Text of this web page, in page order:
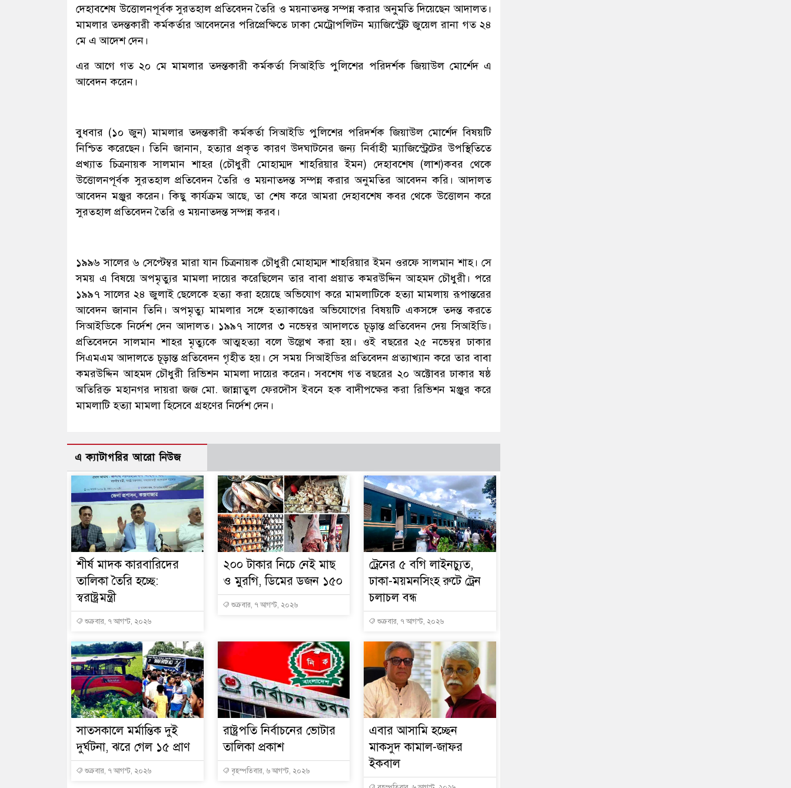
দেহাবশেষ উত্তোলনপূর্বক সুরতহাল প্রতিবেদন তৈরি ও ময়নাতদন্ত সম্পন্ন করার অনুমতি দিয়েছেন আদালত।
মামলার তদন্তকারী কর্মকর্তার আবেদনের পরিপ্রেক্ষিতে ঢাকা মেট্রোপলিটন ম্যাজিস্ট্রেট জুয়েল রানা গত ২৪
মে এ আদেশ দেন।
এর আগে গত ২০ মে মামলার তদন্তকারী কর্মকর্তা সিআইডি পুলিশের পরিদর্শক জিয়াউল মোর্শেদ এ
আবেদন করেন।
বুধবার (১০ জুন) মামলার তদন্তকারী কর্মকর্তা সিআইডি পুলিশের পরিদর্শক জিয়াউল মোর্শেদ বিষয়টি
নিশ্চিত করেছেন। তিনি জানান, হত্যার প্রকৃত কারণ উদঘাটনের জন্য নির্বাহী ম্যাজিস্ট্রেটের উপস্থিতিতে
প্রখ্যাত চিত্রনায়ক সালমান শাহর (চৌধুরী মোহাম্মদ শাহরিয়ার ইমন) দেহাবশেষ (লাশ)কবর থেকে
উত্তোলনপূর্বক সুরতহাল প্রতিবেদন তৈরি ও ময়নাতদন্ত সম্পন্ন করার অনুমতির আবেদন করি। আদালত
আবেদন মঞ্জুর করেন। কিছু কার্যক্রম আছে, তা শেষ করে আমরা দেহাবশেষ কবর থেকে উত্তোলন করে
সুরতহাল প্রতিবেদন তৈরি ও ময়নাতদন্ত সম্পন্ন করব।
১৯৯৬ সালের ৬ সেপ্টেম্বর মারা যান চিত্রনায়ক চৌধুরী মোহাম্মদ শাহরিয়ার ইমন ওরফে সালমান শাহ। সে
সময় এ বিষয়ে অপমৃত্যুর মামলা দায়ের করেছিলেন তার বাবা প্রয়াত কমরউদ্দিন আহমদ চৌধুরী। পরে
১৯৯৭ সালের ২৪ জুলাই ছেলেকে হত্যা করা হয়েছে অভিযোগ করে মামলাটিকে হত্যা মামলায় রূপান্তরের
আবেদন জানান তিনি। অপমৃত্যু মামলার সঙ্গে হত্যাকাণ্ডের অভিযোগের বিষয়টি একসঙ্গে তদন্ত করতে
সিআইডিকে নির্দেশ দেন আদালত। ১৯৯৭ সালের ৩ নভেম্বর আদালতে চূড়ান্ত প্রতিবেদন দেয় সিআইডি।
প্রতিবেদনে সালমান শাহর মৃত্যুকে আত্মহত্যা বলে উল্লেখ করা হয়। ওই বছরের ২৫ নভেম্বর ঢাকার
সিএমএম আদালতে চূড়ান্ত প্রতিবেদন গৃহীত হয়। সে সময় সিআইডির প্রতিবেদন প্রত্যাখ্যান করে তার বাবা
কমরউদ্দিন আহমদ চৌধুরী রিভিশন মামলা দায়ের করেন। সবশেষ গত বছরের ২০ অক্টোবর ঢাকার ষষ্ঠ
অতিরিক্ত মহানগর দায়রা জজ মো. জান্নাতুল ফেরদৌস ইবনে হক বাদীপক্ষের করা রিভিশন মঞ্জুর করে
মামলাটি হত্যা মামলা হিসেবে গ্রহণের নির্দেশ দেন।
এ ক্যাটাগরির আরো নিউজ
শীর্ষ মাদক কারবারিদের
তালিকা তৈরি হচ্ছে:
স্বরাষ্ট্রমন্ত্রী
শুক্রবার, ৭ আগস্ট, ২০২৬
২০০ টাকার নিচে নেই মাছ
ও মুরগি, ডিমের ডজন ১৫০
শুক্রবার, ৭ আগস্ট, ২০২৬
ট্রেনের ৫ বগি লাইনচ্যুত,
ঢাকা-ময়মনসিংহ রুটে ট্রেন
চলাচল বন্ধ
শুক্রবার, ৭ আগস্ট, ২০২৬
সাতসকালে মর্মান্তিক দুই
দুর্ঘটনা, ঝরে গেল ১৫ প্রাণ
শুক্রবার, ৭ আগস্ট, ২০২৬
রাষ্ট্রপতি নির্বাচনের ভোটার
তালিকা প্রকাশ
বৃহস্পতিবার, ৬ আগস্ট, ২০২৬
এবার আসামি হচ্ছেন
মাকসুদ কামাল-জাফর
ইকবাল